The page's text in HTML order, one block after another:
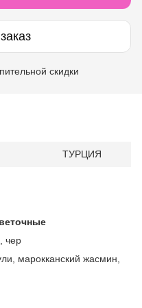
скидки
ТУРЦИЯ
чер
марокканский жасмин,